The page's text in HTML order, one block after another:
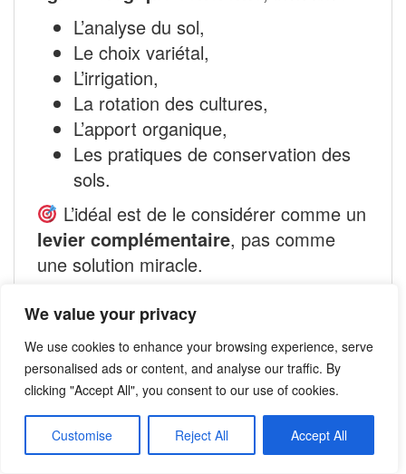
We value your privacy
We use cookies to enhance your browsing experience, serve
personalised ads or content, and analyse our traffic. By
clicking "Accept All", you consent to our use of cookies.
Customise Reject All Accept All
L’analyse du sol,
Le choix variétal,
L’irrigation,
La rotation des cultures,
L’apport organique,
Les pratiques de conservation des
sols.
L’idéal est de le considérer comme un
levier complémentaire, pas comme
une solution miracle.
Exemples concrets
d’utilisation réussie
Exemple 1 – Maïs sous stress hydrique
Dans une zone sujette aux sécheresses
(Occitanie), l’usage d’un extrait d’algues
en pulvérisation foliaire en début de